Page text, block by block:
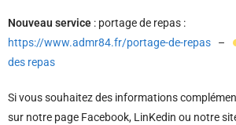
Nouveau service : portage de repas :
https://www.admr84.fr/portage-de-repas –
des repas
Si vous souhaitez des informations
sur notre page Facebook, LinKedin ou notre